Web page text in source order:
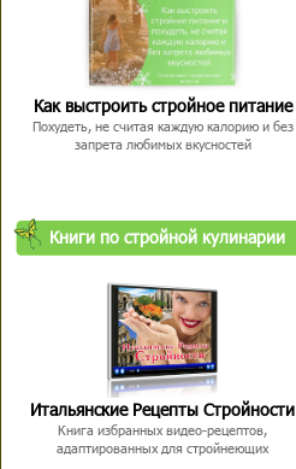
Как выстроить стройное питание
Похудеть, не считая каждую калорию и без
запрета любимых вкусностей
Книги по стройной кулинарии
Итальянские Рецепты Стройности
Книга избранных видео-рецептов,
адаптированных для стройнеющих